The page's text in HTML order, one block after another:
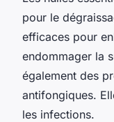
pour le
efficaces pour
endommager la
également des
antifongiques.
les infections.